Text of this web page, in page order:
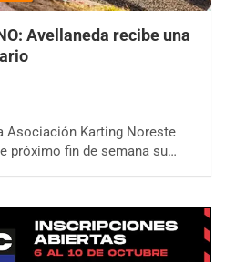
Avellaneda recibe una
Asociación Karting Noreste
próximo fin de semana su…